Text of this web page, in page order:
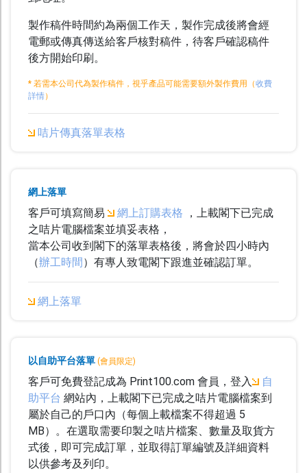
宣傳單張
書刊
文儀
貼紙
年曆
利是封
紙袋 / 布袋
餐飲用品
其他產品
Foamboard
防水貼紙
海報
油畫
系 列
製作稿件時間約為兩個工作天，製作完成後將會經
電郵或傳真傳送給客戶核對稿件，待客戶確認稿件
後方開始印刷。
* 若需本公司代為製作稿件，視乎產品可能需要額外製作費用（收費
詳情）
咭片傳真落單表格
網上落單
客戶可填寫簡易 網上訂購表格 ，上載閣下已完成
之咭片電腦檔案並填妥表格，
當本公司收到閣下的落單表格後，將會於四小時內
（辦工時間）有專人致電閣下跟進並確認訂單。
網上落單
以自助平台落單 (會員限定)
客戶可免費登記成為 Print100.com 會員，登入
自
助平台 網站內，上載閣下已完成之咭片電腦檔案到
屬於自己的戶口內（每個上載檔案不得超過 5
MB）。在選取需要印製之咭片檔案、數量及取貨方
式後，即可完成訂單，並取得訂單編號及詳細資料
以供參考及列印。